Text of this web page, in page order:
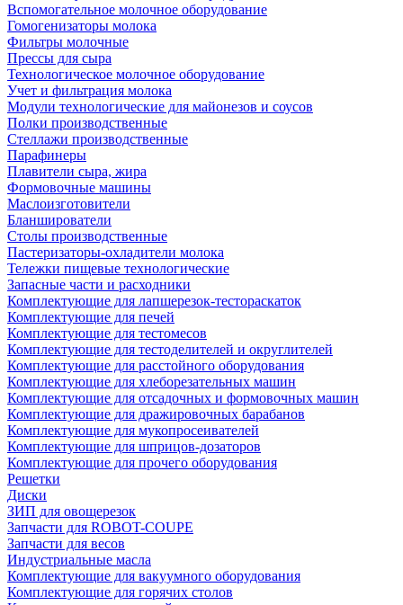
Вспомогательное молочное оборудование
Гомогенизаторы молока
Фильтры молочные
Прессы для сыра
Технологическое молочное оборудование
Учет и фильтрация молока
Модули технологические для майонезов и соусов
Полки производственные
Стеллажи производственные
Парафинеры
Плавители сыра, жира
Формовочные машины
Маслоизготовители
Бланширователи
Столы производственные
Пастеризаторы-охладители молока
Тележки пищевые технологические
Запасные части и расходники
Комплектующие для лапшерезок-тестораскаток
Комплектующие для печей
Комплектующие для тестомесов
Комплектующие для тестоделителей и округлителей
Комплектующие для расстойного оборудования
Комплектующие для хлеборезательных машин
Комплектующие для отсадочных и формовочных машин
Комплектующие для дражировочных барабанов
Комплектующие для мукопросеивателей
Комплектующие для шприцов-дозаторов
Комплектующие для прочего оборудования
Решетки
Диски
ЗИП для овощерезок
Запчасти для ROBOT-COUPE
Запчасти для весов
Индустриальные масла
Комплектующие для вакуумного оборудования
Комплектующие для горячих столов